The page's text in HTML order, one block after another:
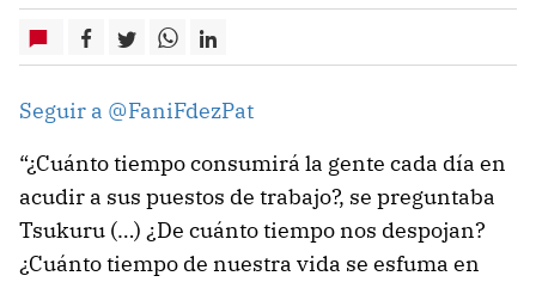
Seguir a @FaniFdezPat
“¿Cuánto tiempo consumirá la gente cada día en
acudir a sus puestos de trabajo?, se preguntaba
Tsukuru (…) ¿De cuánto tiempo nos despojan?
¿Cuánto tiempo de nuestra vida se esfuma en